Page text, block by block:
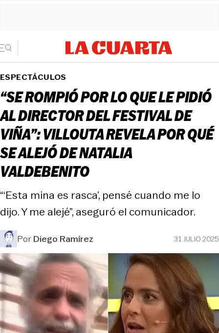
ESPECTÁCULOS
“SE ROMPIÓ POR LO QUE LE PIDIÓ
AL DIRECTOR DEL FESTIVAL DE
VIÑA”: VILLOUTA REVELA POR QUÉ
SE ALEJÓ DE NATALIA
VALDEBENITO
“‘Esta mina es rasca’, pensé cuando me lo
dijo. Y me alejé”, aseguró el comunicador.
PorDiego Ramírez 31 JULIO 2025